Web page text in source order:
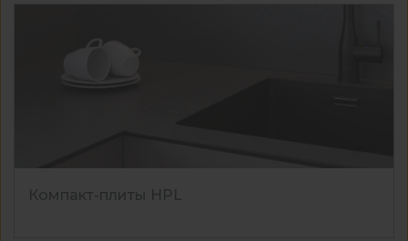
Компакт-плиты НPL